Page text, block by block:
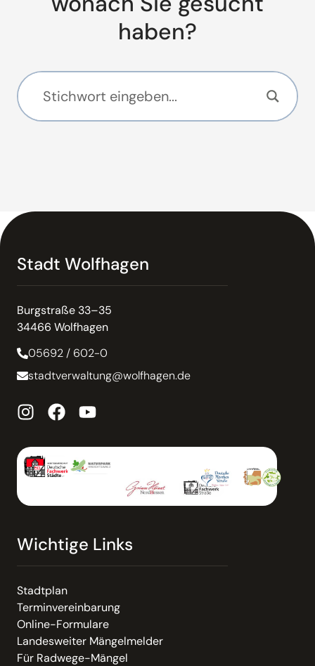
haben?
Stadt Wolfhagen
Burgstraße 33–35
34466 Wolfhagen
05692 / 602-0
stadtverwaltung@wolfhagen.de
Wichtige Links
Stadtplan
Terminvereinbarung
Online-Formulare
Landesweiter Mängelmelder
Für Radwege-Mängel